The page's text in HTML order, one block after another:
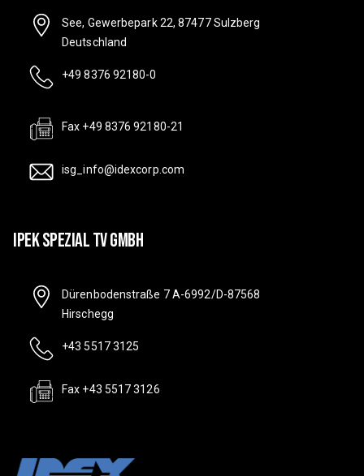
See, Gewerbepark 22, 87477 Sulzberg
Deutschland
+49 8376 92180-0
Fax +49 8376 92180-21
isg_info@idexcorp.com
IPEK SPEZIAL TV GMBH
Dürenbodenstraße 7 A-6992/D-87568
Hirschegg
+43 5517 3125
Fax +43 5517 3126